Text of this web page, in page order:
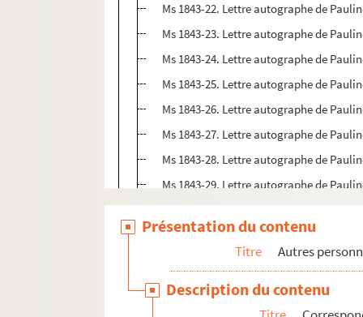
Ms 1843-22. Lettre autographe de
Ms 1843-23. Lettre autographe de
Ms 1843-24. Lettre autographe de
Ms 1843-25. Lettre autographe de
Ms 1843-26. Lettre autographe de
Ms 1843-27. Lettre autographe de
Ms 1843-28. Lettre autographe de
Ms 1843-29. Lettre autographe de
Ms 1843-30. Lettre autographe de
Ms 1843-31. Lettre autographe de
Ms 1843-32. Lettre autographe de
Ms 1843-33. Lettre autographe de
Ms 1843-34. Billet autographe de
Présentation du contenu
Titre Autres
Description du contenu